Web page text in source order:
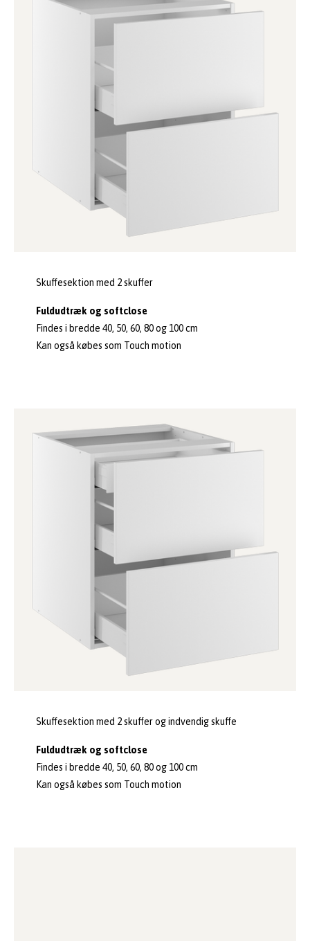
Skuffesektion med 2 skuffer
Fuldudtræk og softclose
Findes i bredde 40, 50, 60, 80 og 100 cm
Kan også købes som Touch motion
Skuffesektion med 2 skuffer og indvendig skuffe
Fuldudtræk og softclose
Findes i bredde 40, 50, 60, 80 og 100 cm
Kan også købes som Touch motion